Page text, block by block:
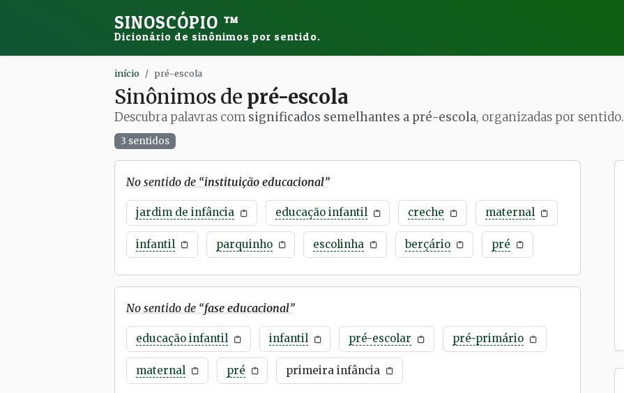
SINOSCÓPIO ™
Dicionário de sinônimos por sentido.
início pré-escola
Sinônimos de pré-escola
Descubra palavras com significados semelhantes a pré-escola, organizadas por sentido.
3 sentidos
No sentido de “instituição educacional”
jardim de infância educação infantil creche maternal
infantil parquinho escolinha berçário pré
No sentido de “fase educacional”
educação infantil infantil pré-escolar pré-primário
maternal pré primeira infância